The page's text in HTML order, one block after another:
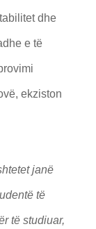
dhe
e të
ekziston
janë
të
të studiuar,